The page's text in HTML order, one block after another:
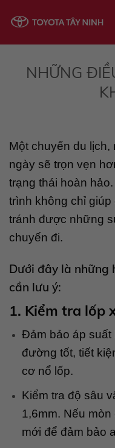
NHỮNG
Một chuyến du lịch,
ngày sẽ trọn vẹn
trạng thái hoàn
trình không chỉ
tránh được những
chuyến đi.
Dưới đây là những
cần lưu ý:
1. Kiểm tra lốp
Đảm bảo áp suất
đường tốt, tiết
cơ nổ lốp.
Kiểm tra độ sâu
1,6mm. Nếu
mới để đảm bảo